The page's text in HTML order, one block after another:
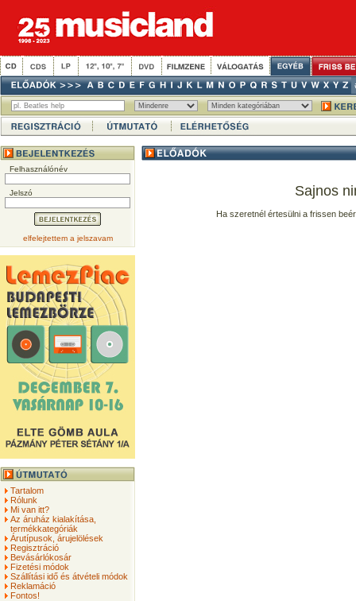
Felhasználónév
Jelszó
elfelejtettem a jelszavam
Tartalom
Rólunk
Mi van itt?
Az áruház kialakítása,
termékkategóriák
Árutípusok, árujelölések
Regisztráció
Bevásárlókosár
Fizetési módok
Szállítási idő és átvételi módok
Reklamáció
Fontos!
Sajnos
Ha szeretnél értesülni a frissen